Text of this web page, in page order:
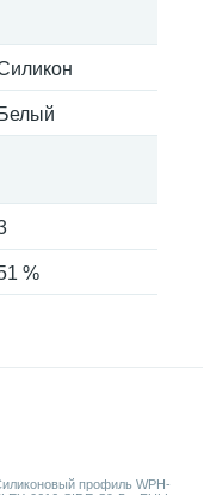
Белый
%